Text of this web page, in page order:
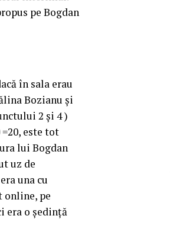
pe Bogdan
în sala erau
Bozianu și
2 și 4 )
este tot
lui Bogdan
uz de
una cu
online, pe
era o ședință